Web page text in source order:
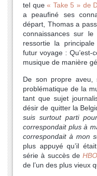
tel que« Take 5 » de
a peaufiné ses
départ, Thomas a
connaissances sur
ressortie la
futur voyage : Qu’est-
musique de manière
De son propre
problématique de la
tant que sujet
désir de quitter la
suis surtout parti
correspondait plus à
correspondait à mon
plus appuyé qu’il
série à succès de
de l’un des plus vieux